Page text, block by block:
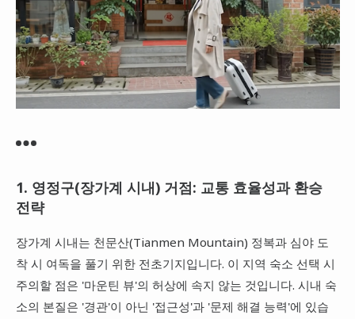
1. 영정구(장가계 시내) 거점: 교통 효율성과 환승
전략
장가계 시내는 천문산(Tianmen Mountain) 정복과 심야 도
착 시 여독을 풀기 위한 전초기지입니다. 이 지역 숙소 선택 시
주의할 점은 '마운틴 뷰'의 허상에 속지 않는 것입니다. 시내 숙
소의 본질은 '경관'이 아닌 '접근성'과 '문제 해결 능력'에 있습